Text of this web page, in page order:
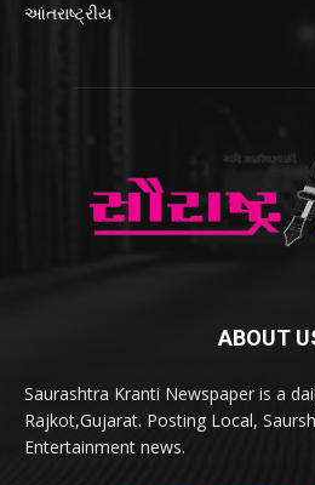
આંતરાષ્ટ્રીય
ABOUT
Saurashtra Kranti Newspaper is a
Rajkot,Gujarat. Posting Local,
Entertainment news.